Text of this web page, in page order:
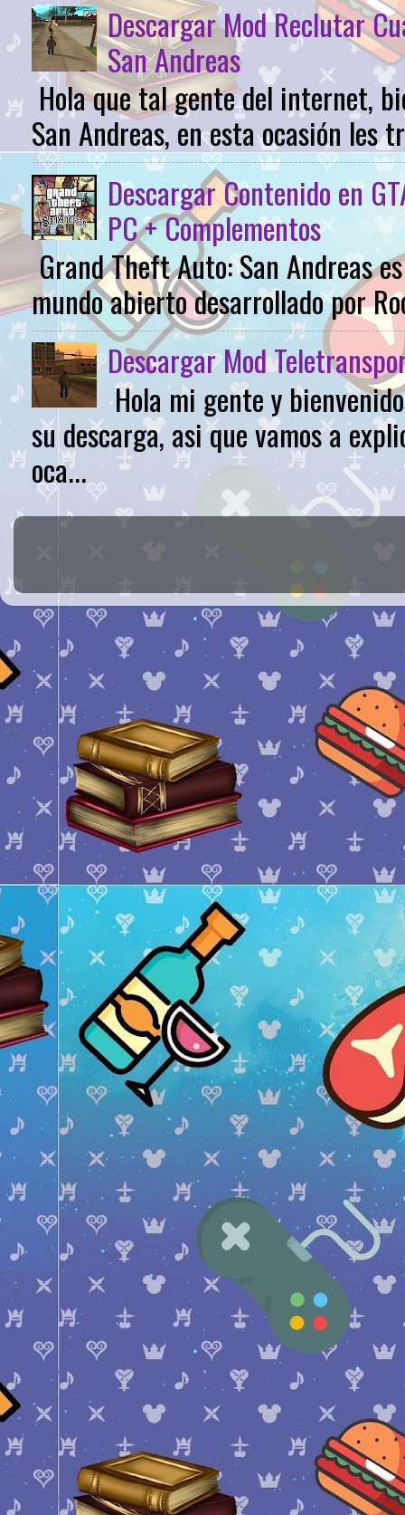
Descargar Mod Reclutar
San Andreas
Hola que tal gente del internet,
San Andreas, en esta ocasión les
Descargar Contenido en
PC + Complementos
Grand Theft Auto: San Andreas
mundo abierto desarrollado por
Descargar Mod
Hola mi gente y
su descarga, asi que vamos a
oca...